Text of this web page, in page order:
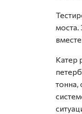
Катер
тонна,